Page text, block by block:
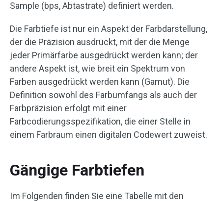
Sample (bps, Abtastrate) definiert werden.
Die Farbtiefe ist nur ein Aspekt der Farbdarstellung,
der die Präzision ausdrückt, mit der die Menge
jeder Primärfarbe ausgedrückt werden kann; der
andere Aspekt ist, wie breit ein Spektrum von
Farben ausgedrückt werden kann (Gamut). Die
Definition sowohl des Farbumfangs als auch der
Farbpräzision erfolgt mit einer
Farbcodierungsspezifikation, die einer Stelle in
einem Farbraum einen digitalen Codewert zuweist.
Gängige Farbtiefen
Im Folgenden finden Sie eine Tabelle mit den